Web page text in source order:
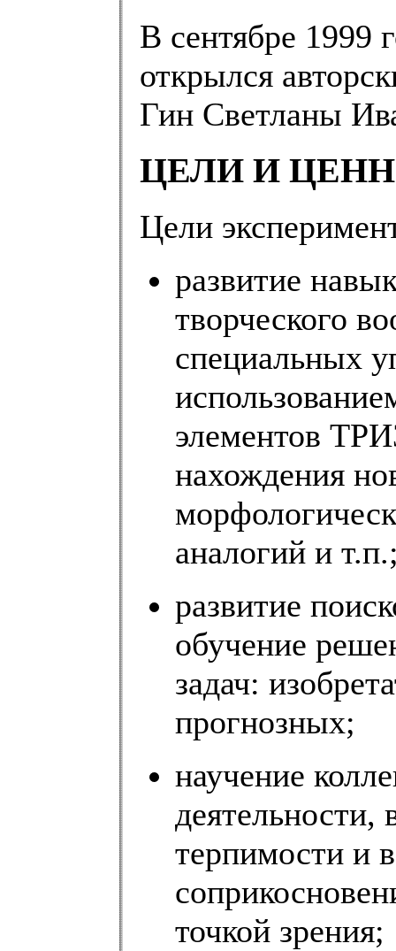
В сентябре
открылся
Гин Светланы
ЦЕЛИ И
Цели
развитие
творческого
специальных
элементов
нахождения
аналогий и
развитие
обучение
задач:
прогнозных;
научение
деятельности,
терпимости и
точкой зрения;